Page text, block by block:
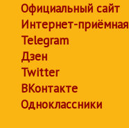
Официальный сайт
Интернет-приёмная
Telegram
Дзен
Twitter
ВКонтакте
Одноклассники